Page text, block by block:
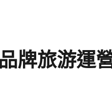
牌旅游運